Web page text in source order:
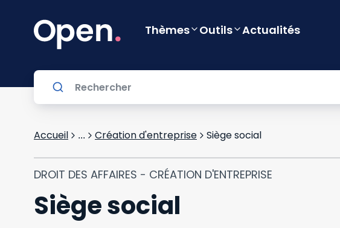
Thèmes Outils Actualités
Accueil ... Création d'entreprise Siège social
DROIT DES AFFAIRES - CRÉATION D'ENTREPRISE
Siège social